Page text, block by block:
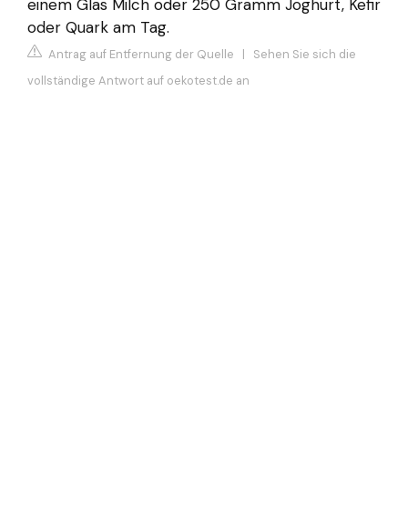
einem Glas Milch oder 250 Gramm Joghurt, Kefir
oder Quark am Tag.
Antrag auf Entfernung der Quelle | Sehen Sie sich die
vollständige Antwort auf oekotest.de an